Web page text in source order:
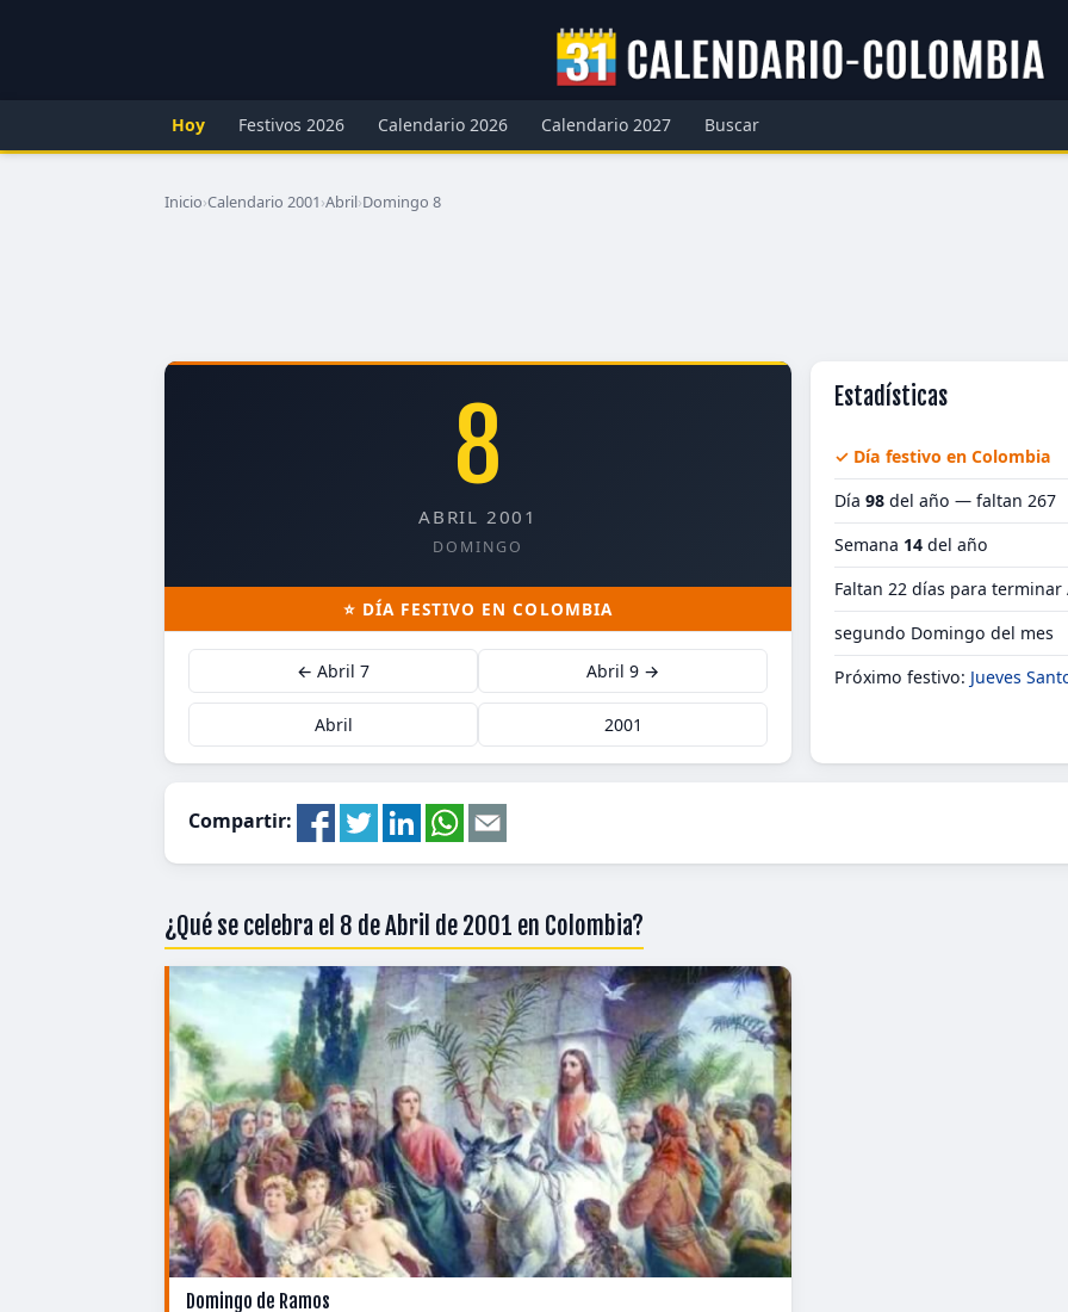
Hoy Festivos 2026 Calendario 2026 Calendario 2027 Buscar
Inicio›Calendario 2001›Abril›Domingo 8
8
ABRIL 2001
DOMINGO
⭐ DÍA FESTIVO EN COLOMBIA
← Abril 7 Abril 9 →
Abril 2001
Estadísticas
✓ Día festivo en Colombia
Día 98 del año — faltan 267
Semana 14 del año
Faltan 22 días para terminar
segundo Domingo del mes
Próximo festivo: Jueves
Compartir:
¿Qué se celebra el 8 de Abril de 2001 en Colombia?
Domingo de Ramos